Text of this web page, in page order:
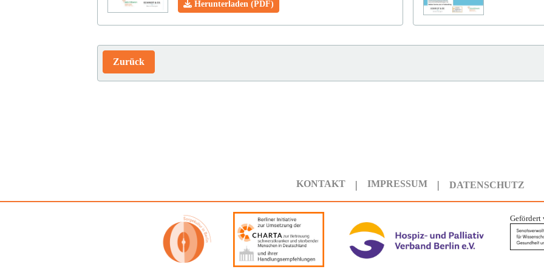
Herunterladen (PDF)
Zurück
KONTAKT IMPRESSUM DATENSCHUTZ
Gefördert